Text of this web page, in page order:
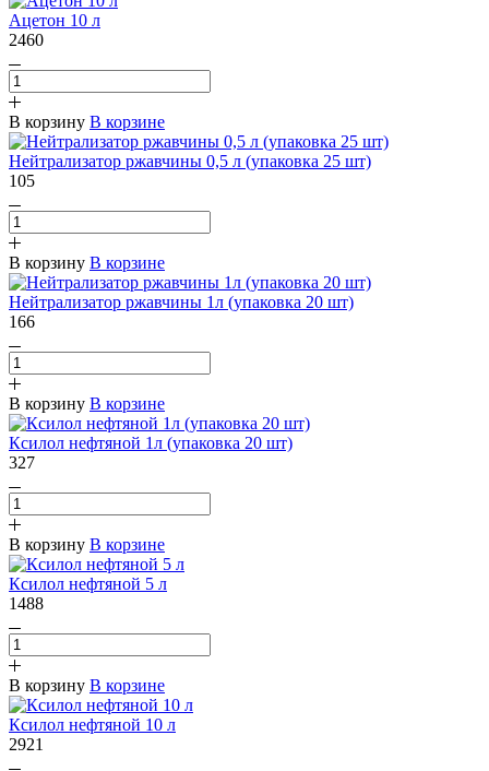
Ацетон 10 л
2460
В корзину В корзине
Нейтрализатор ржавчины 0,5 л (упаковка 25 шт)
105
В корзину В корзине
Нейтрализатор ржавчины 1л (упаковка 20 шт)
166
В корзину В корзине
Ксилол нефтяной 1л (упаковка 20 шт)
327
В корзину В корзине
Ксилол нефтяной 5 л
1488
В корзину В корзине
Ксилол нефтяной 10 л
2921